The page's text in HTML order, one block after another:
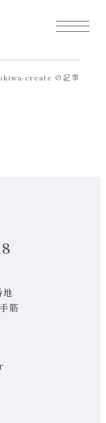
create の記事
筋